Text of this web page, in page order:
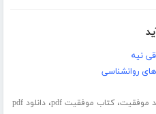
نیه
روانشناسی
موفقیت،کتاب موفقیت pdf ،
دانلود pdf